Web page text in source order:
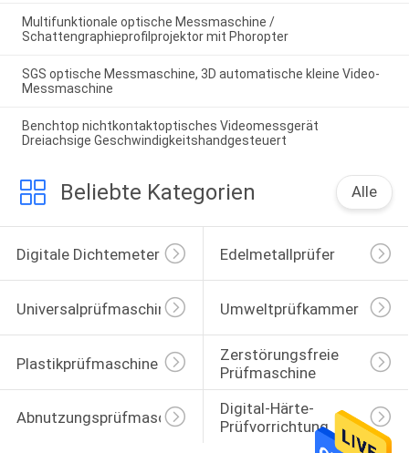
Multifunktionale optische Messmaschine /
Schattengraphieprofilprojektor mit Phoropter
SGS optische Messmaschine, 3D automatische kleine Video-
Messmaschine
Benchtop nichtkontaktoptisches Videomessgerät
Dreiachsige Geschwindigkeitshandgesteuert
Beliebte Kategorien Alle
Digitale Dichtemeter Edelmetallprüfer
Universalprüfmaschine Umweltprüfkammer
Plastikprüfmaschine
Zerstörungsfreie
Prüfmaschine
Abnutzungsprüfmaschine
Digital-Härte-
Prüfvorrichtung